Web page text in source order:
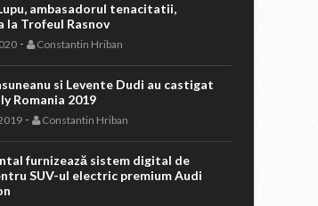
ambasadorul tenacitatii,
la Trofeul Rasnov
- Constantin Hriban
si Levente Dudi au castigat
Romania 2019
- Constantin Hriban
furnizează sistem digital de
SUV-ul electric premium Audi